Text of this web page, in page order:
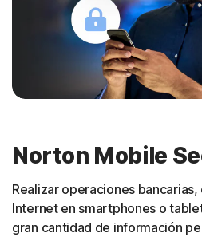
Norton Mobile
Realizar operaciones
Internet en smartphones o
gran cantidad de información